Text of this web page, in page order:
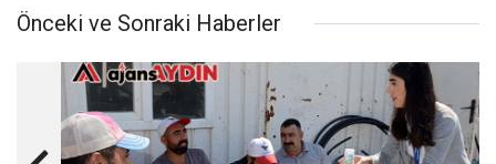
Önceki ve Sonraki Haberler